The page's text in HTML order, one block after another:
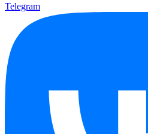
Telegram